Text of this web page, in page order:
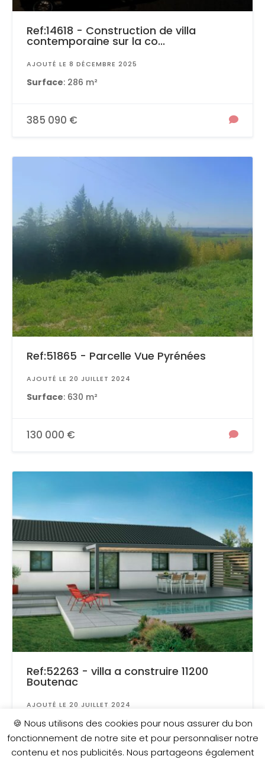
Ref:14618 - Construction de villa
contemporaine sur la co...
AJOUTÉ LE 8 DÉCEMBRE 2025
Surface: 286 m²
385 090 €
Ref:51865 - Parcelle Vue Pyrénées
AJOUTÉ LE 20 JUILLET 2024
Surface: 630 m²
130 000 €
Ref:52263 - villa a construire 11200
Boutenac
AJOUTÉ LE 20 JUILLET 2024
Surface: 400 m²
🍪 Nous utilisons des cookies pour nous assurer du bon
fonctionnement de notre site et pour personnaliser notre
contenu et nos publicités. Nous partageons également